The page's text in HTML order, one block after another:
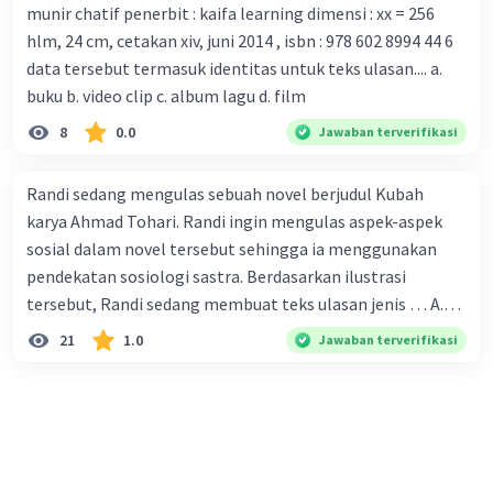
tersebut. B. Para ilmuan perlu segera mempelajari virus
corona yang menjadi masalah besar bagi kesehatan dunia
karena persebarannya sangat cepat. C. Masyarakat perlu
mawas diri dan menjaga kesehatan dalam menghadapi
serangan virus corona yang mulai menyebar di Indonesia,
D. Virus corona menjadi masalah besar bagi kesehatan
munir chatif penerbit : kaifa learning dimensi : xx = 256
hlm, 24 cm, cetakan xiv, juni 2014 , isbn : 978 602 8994 44 6
data tersebut termasuk identitas untuk teks ulasan.... a.
buku b. video clip c. album lagu d. film
8 0.0 Jawaban terverifikasi
Randi sedang mengulas sebuah novel berjudul Kubah
karya Ahmad Tohari. Randi ingin mengulas aspek-aspek
sosial dalam novel tersebut sehingga ia menggunakan
pendekatan sosiologi sastra. Berdasarkan ilustrasi
tersebut, Randi sedang membuat teks ulasan jenis … A.
deskriptif B. objektif C. informatif D. kritis
21 1.0 Jawaban terverifikasi